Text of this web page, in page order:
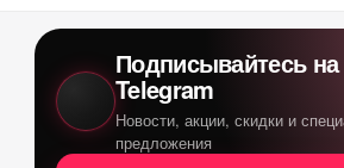
Подписывайтесь
Telegram
Новости, акции, скидки и
предложения